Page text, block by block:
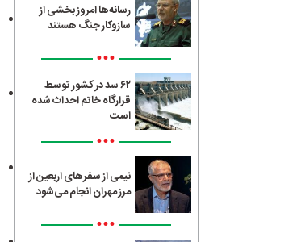
رسانه‌ها امروز بخشی از
سازوکار جنگ هستند
•••
۶۲ سد در کشور توسط
قرارگاه خاتم احداث شده
است
•••
نیمی از سفرهای اربعین از
مرز مهران انجام می‌شود
•••